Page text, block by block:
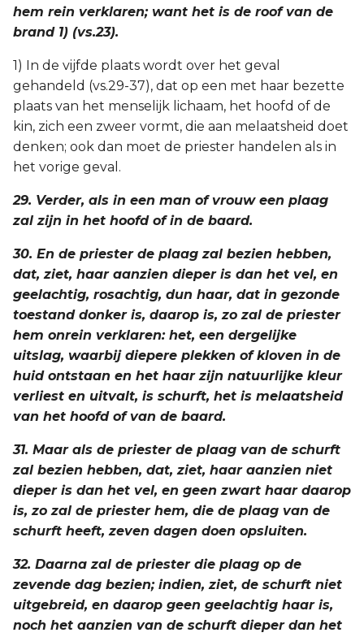
hem rein verklaren; want het is de roof van de
brand 1) (vs.23).
1) In de vijfde plaats wordt over het geval
gehandeld (vs.29-37), dat op een met haar bezette
plaats van het menselijk lichaam, het hoofd of de
kin, zich een zweer vormt, die aan melaatsheid doet
denken; ook dan moet de priester handelen als in
het vorige geval.
29. Verder, als in een man of vrouw een plaag
zal zijn in het hoofd of in de baard.
30. En de priester de plaag zal bezien hebben,
dat, ziet, haar aanzien dieper is dan het vel, en
geelachtig, rosachtig, dun haar, dat in gezonde
toestand donker is, daarop is, zo zal de priester
hem onrein verklaren: het, een dergelijke
uitslag, waarbij diepere plekken of kloven in de
huid ontstaan en het haar zijn natuurlijke kleur
verliest en uitvalt, is schurft, het is melaatsheid
van het hoofd of van de baard.
31. Maar als de priester de plaag van de schurft
zal bezien hebben, dat, ziet, haar aanzien niet
dieper is dan het vel, en geen zwart haar daarop
is, zo zal de priester hem, die de plaag van de
schurft heeft, zeven dagen doen opsluiten.
32. Daarna zal de priester die plaag op de
zevende dag bezien; indien, ziet, de schurft niet
uitgebreid, en daarop geen geelachtig haar is,
noch het aanzien van de schurft dieper dan het